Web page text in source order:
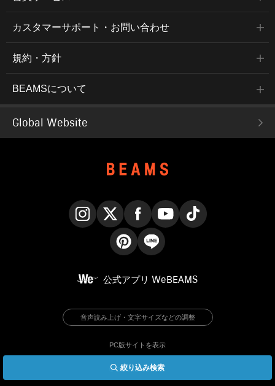
絞り込み検索
カスタマーサポート・お問い合わせ
規約・方針
BEAMSについて
Global Website
公式アプリ WeBEAMS
音声読み上げ・文字サイズなどの調整
PC版サイトを表示
© BEAMS Co., Ltd.